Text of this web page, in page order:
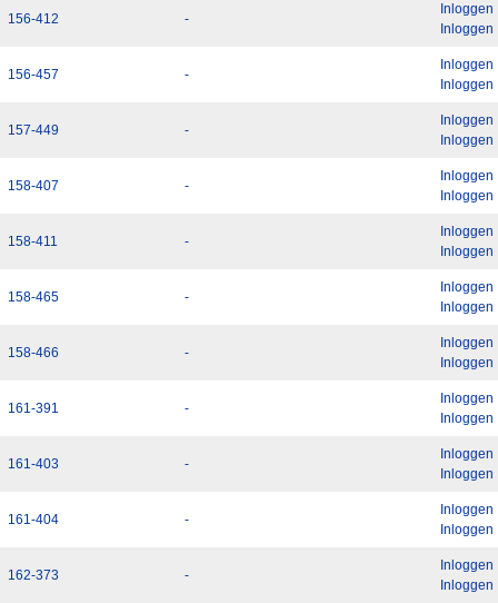
156-412 -
Inloggen
Inloggen
156-457 -
Inloggen
Inloggen
157-449 -
Inloggen
Inloggen
158-407 -
Inloggen
Inloggen
158-411 -
Inloggen
Inloggen
158-465 -
Inloggen
Inloggen
158-466 -
Inloggen
Inloggen
161-391 -
Inloggen
Inloggen
161-403 -
Inloggen
Inloggen
161-404 -
Inloggen
Inloggen
162-373 -
Inloggen
Inloggen